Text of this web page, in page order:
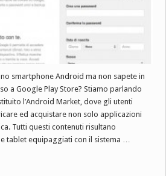
smartphone Android ma non sapete in
a Google Play Store? Stiamo parlando
l’Android Market, dove gli utenti
ed acquistare non solo applicazioni
Tutti questi contenuti risultano
tablet equipaggiati con il sistema …